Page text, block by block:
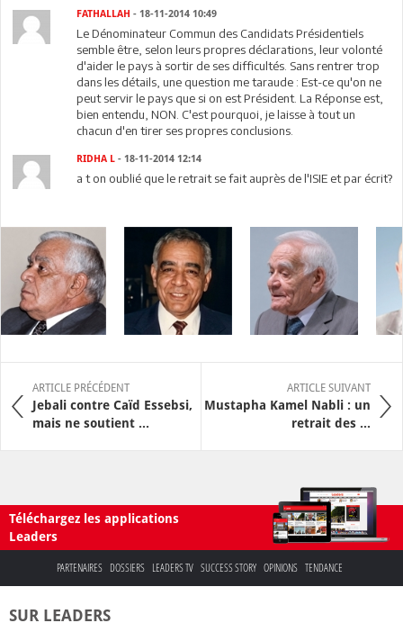
FATHALLAH - 18-11-2014 10:49
Le Dénominateur Commun des Candidats Présidentiels
semble être, selon leurs propres déclarations, leur volonté
d'aider le pays à sortir de ses difficultés. Sans rentrer trop
dans les détails, une question me taraude : Est-ce qu'on ne
peut servir le pays que si on est Président. La Réponse est,
bien entendu, NON. C'est pourquoi, je laisse à tout un
chacun d'en tirer ses propres conclusions.
RIDHA L - 18-11-2014 12:14
a t on oublié que le retrait se fait auprès de l'ISIE et par écrit?
ARTICLE PRÉCÉDENT
Jebali contre Caïd Essebsi,
mais ne soutient ...
ARTICLE SUIVANT
Mustapha Kamel Nabli : un
retrait des ...
Téléchargez les applications
Leaders
PARTENAIRES DOSSIERS LEADERS TV SUCCESS STORY OPINIONS TENDANCE
SUR LEADERS